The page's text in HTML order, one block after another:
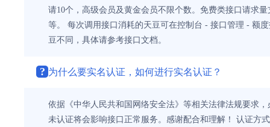
请10个，高级会员及黄金会员不限个数。免费类接口请求
等。 每次调用接口消耗的天豆可在控制台 - 接口管理 - 额
豆不同，具体请参考接口文档。
? 为什么要实名认证，如何进行实名认证？
依据《中华人民共和国网络安全法》等相关法律法规要求
未认证将会影响接口正常服务。感谢配合和理解！ 认证方